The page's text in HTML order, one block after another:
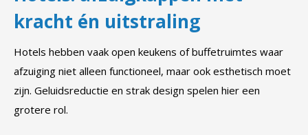
kracht én uitstraling
Hotels hebben vaak open keukens of buffetruimtes waar
afzuiging niet alleen functioneel, maar ook esthetisch moet
zijn. Geluidsreductie en strak design spelen hier een
grotere rol.